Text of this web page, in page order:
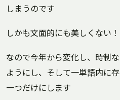
しまうのです
しかも文面的にも美しくない！
なので今年から変化し、時制
ようにし、そして一単語内に
一つだけにします